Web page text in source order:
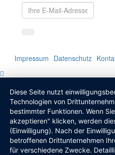
Impressum Datenschutz
Diese Seite nutzt
Technologien von
bestimmter Funktionen. Wenn
akzeptieren" klicken, werden
(Einwilligung). Nach der
betroffenen Drittunternehmen
für verschiedene Zwecke.